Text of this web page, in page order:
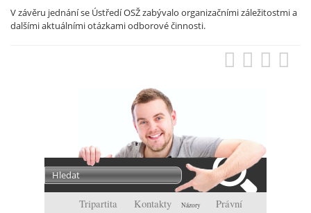
V závěru jednání se Ústředí OSŽ zabývalo organizačními záležitostmi a
dalšími aktuálními otázkami odborové činnosti.
Tripartita Kontakty Názory
Právní